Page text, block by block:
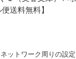
送料無料】
ットワーク周りの設